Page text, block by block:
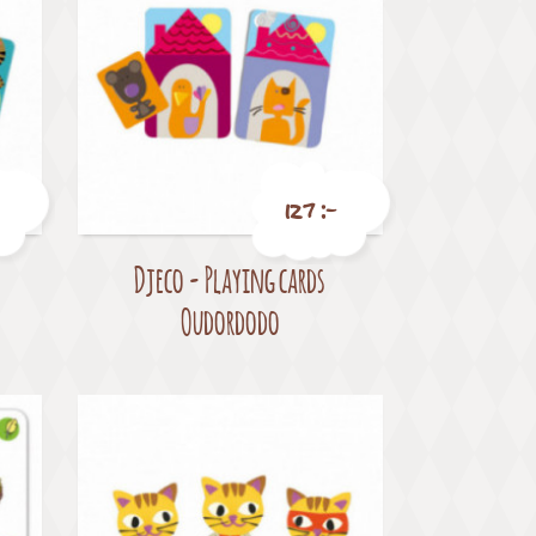
Pris
127 :-
Djeco - Playing cards
Oudordodo